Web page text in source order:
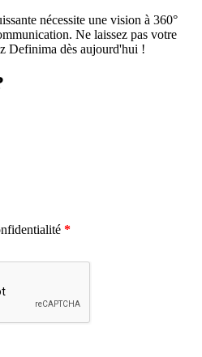
nécessite une vision à 360°
Ne laissez pas votre
Definima dès aujourd'hui !